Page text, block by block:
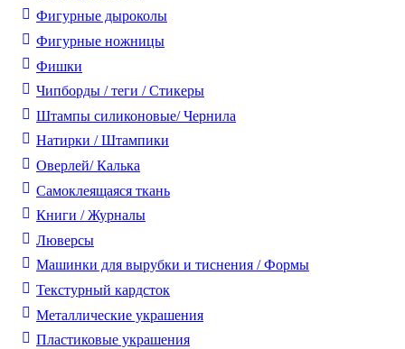
Фигурные дыроколы
Фигурные ножницы
Фишки
Чипборды / теги / Стикеры
Штампы силиконовые/ Чернила
Натирки / Штампики
Оверлей/ Калька
Самоклеящаяся ткань
Книги / Журналы
Люверсы
Машинки для вырубки и тиснения / Формы
Текстурный кардсток
Металлические украшения
Пластиковые украшения